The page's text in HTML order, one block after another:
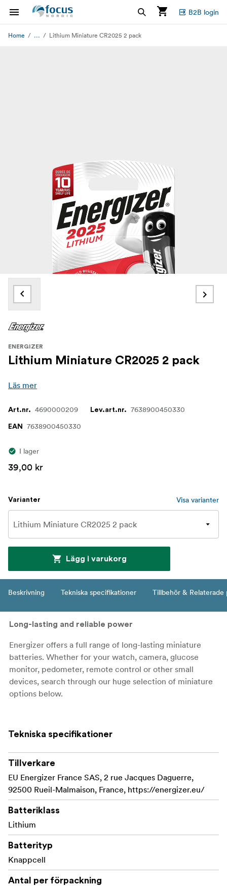
B2B login
Home ... Lithium Miniature CR2025 2 pack
ENERGIZER
Lithium Miniature CR2025 2 pack
Läs mer
Art.nr. 4690000209 Lev.art.nr. 7638900450330
EAN 7638900450330
I lager
39,00 kr
Varianter Visa varianter
Lägg i varukorg
Beskrivning Tekniska specifikationer Tillbehör & Relaterade
Long-lasting and reliable power
Energizer offers a full range of long-lasting miniature
batteries. Whether for your watch, camera, glucose
monitor, pedometer, remote control or other small
devices, search through our huge selection of miniature
options below.
Tekniska specifikationer
Tillverkare
EU Energizer France SAS, 2 rue Jacques Daguerre,
92500 Rueil-Malmaison, France, https://energizer.eu/
Batteriklass
Lithium
Batterityp
Knappcell
Antal per förpackning